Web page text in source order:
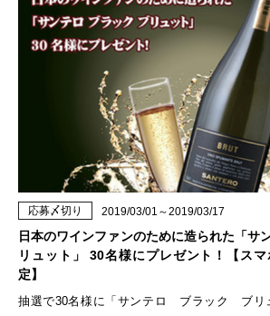
応募〆切り 2019/03/01～2019/03/17
日本のワインファンのために造られた「
リュット」 30名様にプレゼント！【ス
定】
抽選で30名様に「サンテロ ブラック ブリ